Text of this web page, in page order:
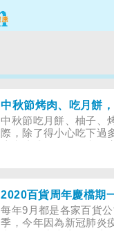
中秋節吃月餅、柚子、
際，除了得小心吃下過
都會脹氣不舒服嗎？原
肉配什麼飲料才對？快
製消脂茶，消脹氣、還
每年9月都是各家百貨
季，今年因為新冠肺炎